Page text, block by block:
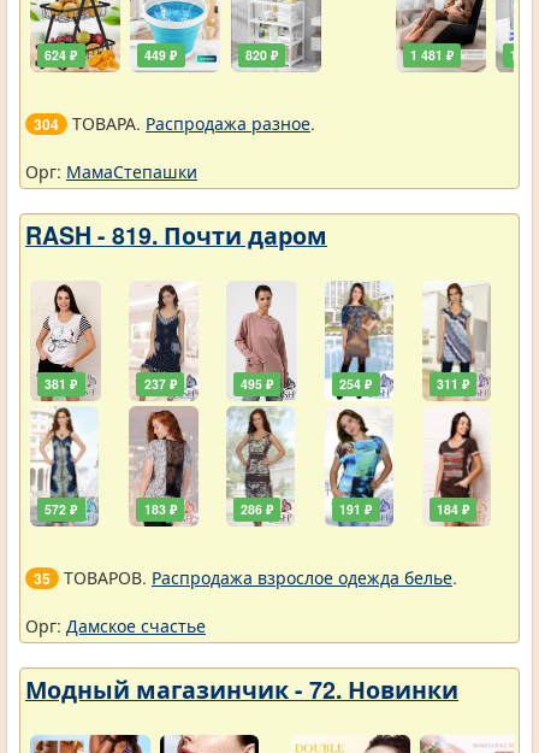
624 ₽ 449 ₽ 820 ₽ 1 481 ₽ 111
304 ТОВАРА. Распродажа разное.
Орг: МамаСтепашки
RASH - 819. Почти даром
381 ₽
572 ₽
237 ₽
183 ₽
495 ₽
286 ₽
254 ₽
191 ₽
311 ₽
184 ₽
35 ТОВАРОВ. Распродажа взрослое одежда белье.
Орг: Дамское счастье
Модный магазинчик - 72. Новинки